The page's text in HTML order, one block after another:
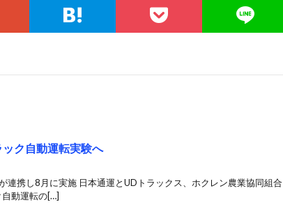
ク自動運転実験へ
連携し8月に実施 日本通運とUDトラックス、ホクレン農業協同組合
動運転の[…]